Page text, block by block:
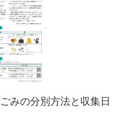
みの分別方法と収集日